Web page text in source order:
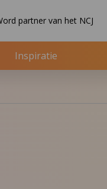
partner van het NCJ
Inspiratie